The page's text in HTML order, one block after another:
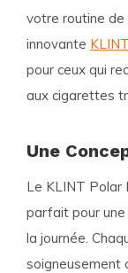
votre routine de
innovante KLINT
pour ceux qui
aux cigarettes
Une
Le KLINT Polar
parfait pour
la journée.
soigneusement